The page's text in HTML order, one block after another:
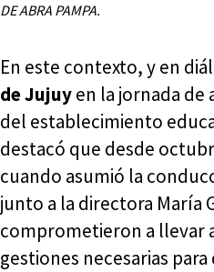
DE ABRA PAMPA.
En este contexto, y en
de Jujuyen la jornada de
del establecimiento
destacó que desde
cuando asumió la
junto a la directora María
comprometieron a llevar
gestiones necesarias